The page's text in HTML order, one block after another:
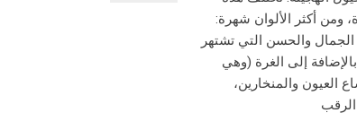
ومن أكثر الألوان شهرة:
الجمال والحسن التي تشتهر
إلى الغرة (وهي
العيون والمنخارين،